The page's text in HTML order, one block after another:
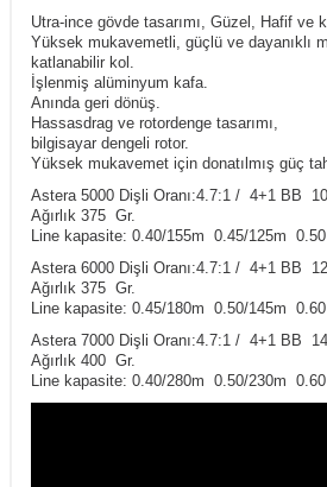
Utra-ince gövde tasarımı, Güzel, Hafif ve
Yüksek mukavemetli, güçlü ve dayanıklı
katlanabilir kol.
İşlenmiş alüminyum kafa.
Anında geri dönüş.
Hassasdrag ve rotordenge tasarımı,
bilgisayar dengeli rotor.
Yüksek mukavemet için donatılmış güç
Astera 5000 Dişli Oranı:4.7:1 / 4+1 BB
Ağırlık 375 Gr.
Line kapasite: 0.40/155m 0.45/125m 0.50
Astera 6000 Dişli Oranı:4.7:1 / 4+1 BB
Ağırlık 375 Gr.
Line kapasite: 0.45/180m 0.50/145m 0.60
Astera 7000 Dişli Oranı:4.7:1 / 4+1 BB
Ağırlık 400 Gr.
Line kapasite: 0.40/280m 0.50/230m 0.60